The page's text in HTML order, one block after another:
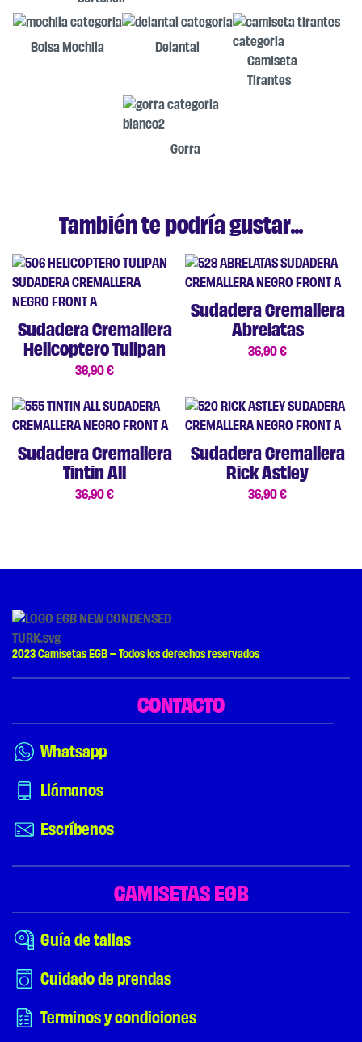
Bolsa Mochila
Delantal
Camiseta
Tirantes
Gorra
También te podría gustar...
Sudadera Cremallera
Helicoptero Tulipan
36,90 €
Sudadera Cremallera
Abrelatas
36,90 €
Sudadera Cremallera
Tintin All
36,90 €
Sudadera Cremallera
Rick Astley
36,90 €
2023 Camisetas EGB – Todos los derechos reservados
CONTACTO
Whatsapp
Llámanos
Escríbenos
CAMISETAS EGB
Guía de tallas
Cuidado de prendas
Terminos y condiciones